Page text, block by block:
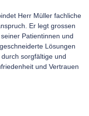
Herr Müller fachliche
Er legt grossen
Patientinnen und
Lösungen
sorgfältige und
und Vertrauen